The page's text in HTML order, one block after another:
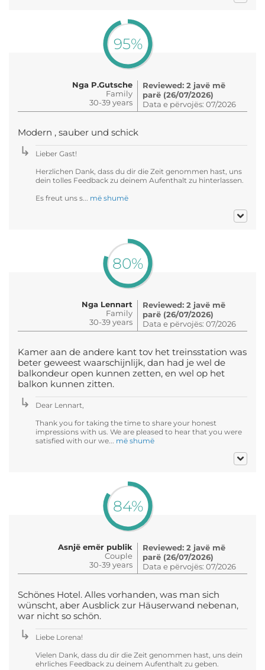
95%
Nga P.Gutsche
Family
30-39 years
Reviewed: 2 javë më
parë (26/07/2026)
Data e përvojës: 07/2026
Modern , sauber und schick
Lieber Gast!
Herzlichen Dank, dass du dir die Zeit genommen hast, uns
dein tolles Feedback zu deinem Aufenthalt zu hinterlassen.
Es freut uns s... më shumë
80%
Nga Lennart
Family
30-39 years
Reviewed: 2 javë më
parë (26/07/2026)
Data e përvojës: 07/2026
Kamer aan de andere kant tov het treinsstation was
beter geweest waarschijnlijk, dan had je wel de
balkondeur open kunnen zetten, en wel op het
balkon kunnen zitten.
Dear Lennart,
Thank you for taking the time to share your honest
impressions with us. We are pleased to hear that you were
satisfied with our we... më shumë
84%
Asnjë emër publik
Couple
30-39 years
Reviewed: 2 javë më
parë (26/07/2026)
Data e përvojës: 07/2026
Schönes Hotel. Alles vorhanden, was man sich
wünscht, aber Ausblick zur Häuserwand nebenan,
war nicht so schön.
Liebe Lorena!
Vielen Dank, dass du dir die Zeit genommen hast, uns dein
ehrliches Feedback zu deinem Aufenthalt zu geben.